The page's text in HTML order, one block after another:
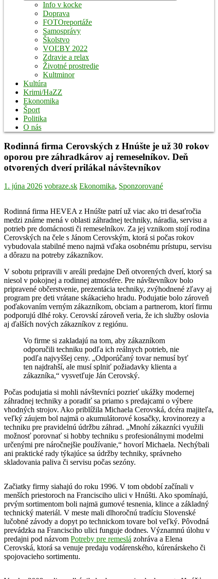
Info v kocke
Doprava
FOTOreportáže
Samosprávy
Školstvo
VOĽBY 2022
Zdravie a relax
Životné prostredie
Kultminor
Kultúra
Krimi/HaZZ
Ekonomika
Šport
Politika
O nás
Rodinná firma Cerovských z Hnúšte je už 30 rokov
oporou pre záhradkárov aj remeselníkov. Deň
otvorených dverí prilákal návštevníkov
1. júna 2026 vobraze.sk Ekonomika, Sponzorované
Rodinná firma HEVEA z Hnúšte patrí už viac ako tri desaťročia
medzi známe mená v oblasti záhradnej techniky, náradia, servisu a
potrieb pre domácnosti či remeselníkov. Za jej vznikom stojí rodina
Cerovských na čele s Jánom Cerovským, ktorá si počas rokov
vybudovala stabilné meno najmä vďaka osobnému prístupu, servisu
a dôrazu na potreby zákazníkov.
V sobotu pripravili v areáli predajne Deň otvorených dverí, ktorý sa
niesol v pokojnej a rodinnej atmosfére. Pre návštevníkov bolo
pripravené občerstvenie, prezentácia techniky, zvýhodnené zľavy aj
program pre deti vrátane skákacieho hradu. Podujatie bolo zároveň
poďakovaním verným zákazníkom, obciam a partnerom, ktorí firmu
podporujú dlhé roky. Cerovskí zároveň veria, že ich služby oslovia
aj ďalších nových zákazníkov z regiónu.
Vo firme si zakladajú na tom, aby zákazníkom
odporučili techniku podľa ich reálnych potrieb, nie
podľa najvyššej ceny. „Odporúčaný tovar nemusí byť
ten najdrahší, ale musí splniť požiadavky klienta a
zákazníka,“ vysvetľuje Ján Cerovský.
Počas podujatia si mohli návštevníci pozrieť ukážky modernej
záhradnej techniky a poradiť sa priamo s predajcami o výbere
vhodných strojov. Ako priblížila Michaela Cerovská, dcéra majiteľa,
veľký záujem bol najmä o akumulátorové kosačky, krovinorezy a
techniku pre pravidelnú údržbu záhrad. „Mnohí zákazníci využili
možnosť porovnať si hobby techniku s profesionálnymi modelmi
určenými pre náročnejšie používanie,“ hovorí Michaela. Nechýbali
ani praktické rady týkajúce sa údržby techniky, správneho
skladovania paliva či servisu počas sezóny.
Začiatky firmy siahajú do roku 1996. V tom období začínali v
menších priestoroch na Francisciho ulici v Hnúšti. Ako spomínajú,
prvým sortimentom boli najmä gumové tesnenia, klince a základný
technický materiál. V meste mali dlhoročnú tradíciu Slovenské
lučobné závody a dopyt po technickom tovare bol veľký. Pôvodná
prevádzka na Francisciho ulici funguje dodnes. Významnú úlohu v
predajni pod názvom Potreby pre remeslá zohráva a Elena
Cerovská, ktorá sa venuje predaju vodárenského, kúrenárskeho či
spojovacieho sortimentu.